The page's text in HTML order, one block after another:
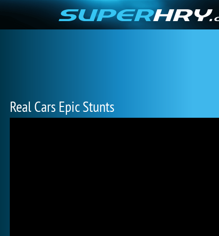
Real Cars Epic Stunts